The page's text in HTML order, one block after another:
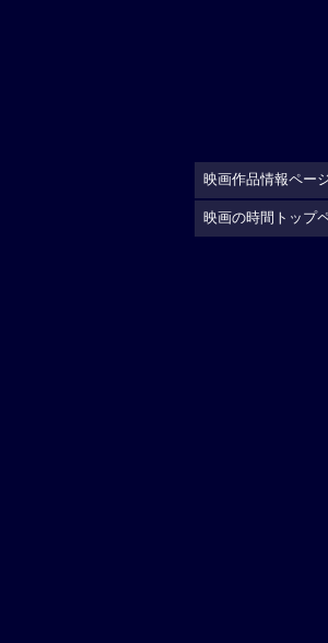
映画作品情報ペー
映画の時間トップ